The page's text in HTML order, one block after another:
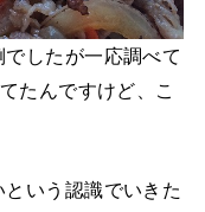
したが一応調べて
たんですけど、こ
いう認識でいきた